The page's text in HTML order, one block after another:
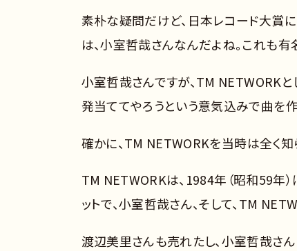
素朴な疑問だけど、日本レコード大賞に
は、小室哲哉さんなんだよね。これも有
小室哲哉さんですが、TM NETWORK
発当ててやろうという意気込みで曲を作
確かに、TM NETWORKを当時は全く知
TM NETWORKは、1984年（昭和59年
ットで、小室哲哉さん、そして、TM
渡辺美里さんも売れたし、小室哲哉さん